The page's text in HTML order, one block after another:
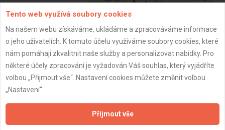
ZPĚT
Tento web využívá soubory cookies
Na našem webu získáváme, ukládáme a zpracováváme informace
o jeho uživatelích. K tomuto účelu využíváme soubory cookies, které
nám pomáhají zkvalitnit naše služby a personalizovat nabídky. Pro
některé účely zpracování je vyžadován Váš souhlas, který vyjádříte
volbou „Přijmout vše“. Nastavení cookies můžete změnit volbou
„Nastavení“.
Přijmout vše